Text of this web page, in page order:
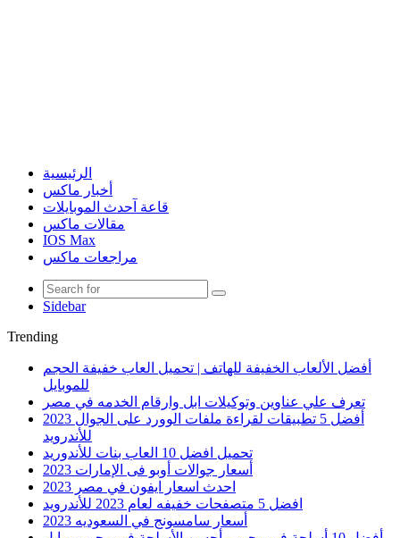
الرئيسية
أخبار ماكس
قاعة آحدث الموبايلات
مقالات ماكس
IOS Max
مراجعات ماكس
Sidebar
Trending
أفضل الألعاب الخفيفة للهاتف | تحميل العاب خفيفة الحجم
للموبايل
تعرف علي عناوين وتوكيلات ابل وارقام الخدمه في مصر
أفضل 5 تطبيقات لقراءة ملفات الوورد على الجوال 2023
للأندرويد
تحميل افضل 10 العاب بنات للأندوريد
أسعار جوالات أوبو فى الإمارات 2023
احدث اسعار ايفون في مصر 2023
افضل 5 متصفحات خفيفه لعام 2023 للأندرويد
أسعار سامسونج في السعوديه 2023